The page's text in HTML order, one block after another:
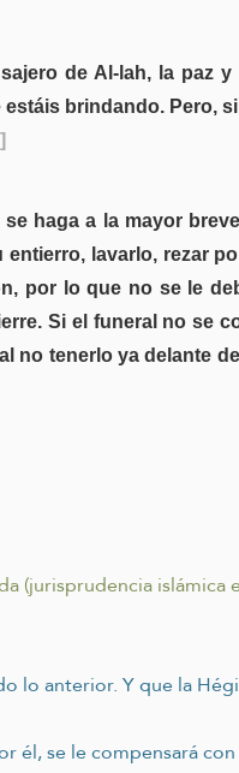
de Al-lah, la paz
brindando. Pero,
haga a la mayor
entierro, lavarlo, rezar
por lo que no se le
Si el funeral no se
no tenerlo ya delante
(jurisprudencia islámica
lo anterior. Y que la
él, se le compensará